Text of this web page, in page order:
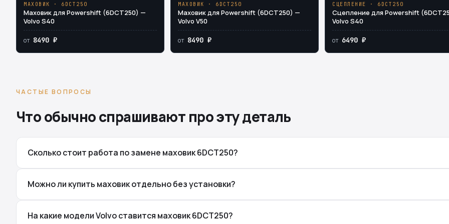
МАХОВИК · 6DCT250
Маховик для Powershift (6DCT250) —
Volvo S40
от 8490 ₽
МАХОВИК · 6DCT250
Маховик для Powershift (6DCT250) —
Volvo V50
от 8490 ₽
СЦЕПЛЕНИЕ · 6DCT250
Сцепление для Powershift
Volvo S40
от 6490 ₽
ЧАСТЫЕ ВОПРОСЫ
Что обычно спрашивают про эту деталь
Сколько стоит работа по замене маховик 6DCT250?
Можно ли купить маховик отдельно без установки?
На какие модели Volvo ставится маховик 6DCT250?